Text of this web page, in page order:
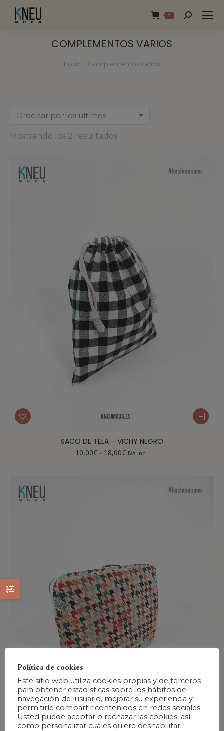
0
COMPLEMENTOS VARIOS
Inicio Complementos varios
Mostrando los 2 resultados
SACO DE TELA – VICHY NEGRO
10,00€ - 18,00€ IVA incl.
Política de cookies
Este sitio web utiliza cookies propias y de terceros
para obtener estadísticas sobre los hábitos de
navegación del usuario, mejorar su experiencia y
permitirle compartir contenidos en redes sociales.
Usted puede aceptar o rechazar las cookies, así
como personalizar cuáles quiere deshabilitar.